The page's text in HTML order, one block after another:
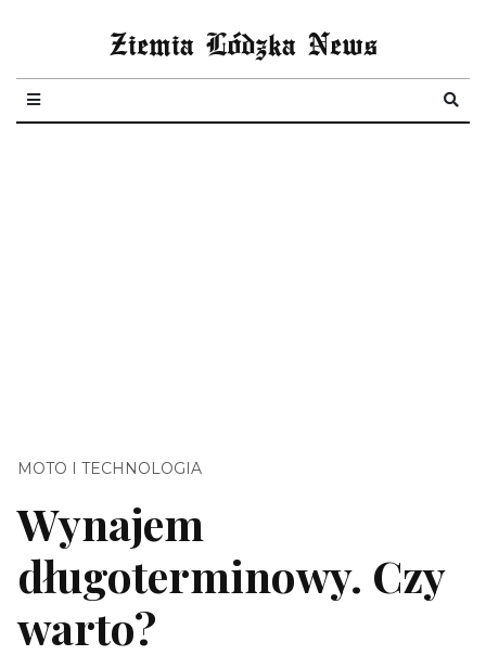
Ziemia Lódzka News
MOTO I TECHNOLOGIA
Wynajem
długoterminowy. Czy
warto?